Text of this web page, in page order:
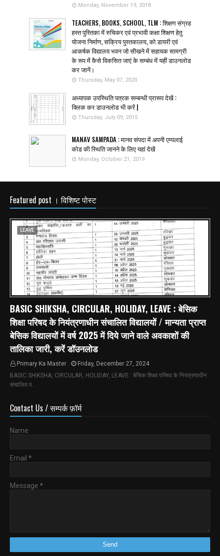
Monday, November 19, 2018
TEACHERS, BOOKS, SCHOOL, TLM : शिक्षण संग्रह
हस्त पुस्तिका में रुचिकर एवं प्रभावी कक्षा शिक्षण हेतु
योजना निर्माण, सक्रिय पुस्तकालय, को डायरी एवं
आकर्षक विद्यालय भवन जो सीखने में सहायक सामग्री
के रूप में कैसे विकसित जाएं के सम्बंध में यहीं डाउनलोड
कर जानें।
Thursday, May 07, 2020
अध्यापक उपस्थिति पत्रक सम्बन्धी प्रारूप देखें :
क्लिक कर डाउनलोड भी करें |
Thursday, July 09, 2015
MANAV SAMPADA : मानव संपदा में अपनी एम्पलाई
कोड की स्थिति जानने के लिए यहां देखें
Monday, October 21, 2019
Featured post । विशिष्ट पोस्ट
LEAVE
BASIC SHIKSHA, CIRCULAR, HOLIDAY, LEAVE : बेसिक
शिक्षा परिषद के नियंत्रणाधीन संचालित विद्यालयों / मान्यता प्राप्त
बेसिक विद्यालयों में वर्ष 2025 में दिये जाने वाले अवकाशों की
तालिका जारी, करें डॉउनलोड
Primary Ka Master
Friday, December 27, 2024
BASIC SHIKSHA, CIRCULAR, HOLIDAY, LEAVE : बेसिक शिक्षा परिषद के नियंत्रणाधीन
संचालित व…
Contact Us / सम्पर्क फ़ॉर्म
Name
Email *
Message *